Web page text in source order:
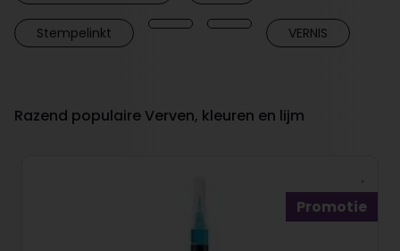
Stempelinkt VERNIS
Razend populaire Verven, kleuren en lijm
Promotie